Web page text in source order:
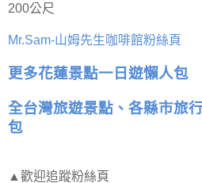
200公尺
Mr.Sam-山姆先生咖啡館粉絲頁
更多花蓮景點一日遊懶人包
全台灣旅遊景點、各縣市旅
包
▲歡迎追蹤粉絲頁